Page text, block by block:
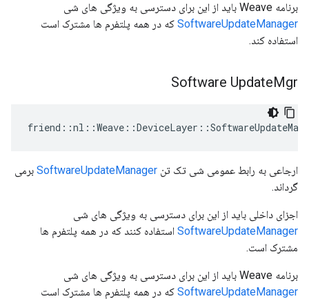
برنامه Weave باید از این برای دسترسی به ویژگی های شی
SoftwareUpdateManager که در همه پلتفرم ها مشترک است
استفاده کند.
Software UpdateMgr
ارجاعی به رابط عمومی شی تک تن SoftwareUpdateManager برمی
گرداند.
اجزای داخلی باید از این برای دسترسی به ویژگی های شی
SoftwareUpdateManager استفاده کنند که در همه پلتفرم ها
مشترک است.
برنامه Weave باید از این برای دسترسی به ویژگی های شی
SoftwareUpdateManager که در همه پلتفرم ها مشترک است